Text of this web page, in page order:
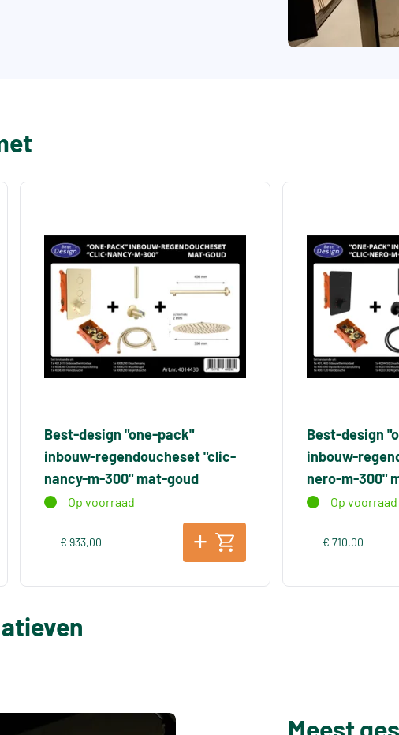
Best-design "one-pack"
inbouw-regendoucheset "clic-
nancy-m-300" mat-goud
Op voorraad
€ 933,00
Best-design
inbouw-
nero-m-300"
Op voorraad
€ 710,00
Meest